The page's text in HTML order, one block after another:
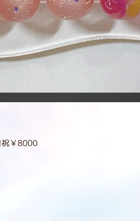
￥8000